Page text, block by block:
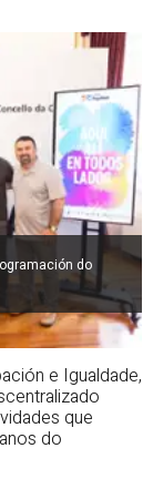
do
e Igualdade,
que
do